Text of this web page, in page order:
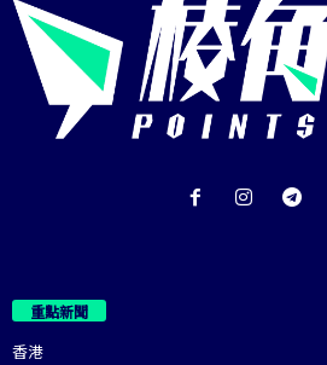
重點新聞
香港